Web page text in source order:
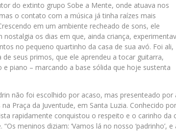
do extinto grupo Sobe a Mente, onde atuava nos
o contato com a música já tinha raízes mais
em um ambiente recheado de sons, ele
nostalgia os dias em que, ainda criança,
no pequeno quartinho da casa de sua avó. Foi ali,
de seus primos, que ele aprendeu a tocar guitarra,
e piano – marcando a base sólida que hoje sustenta
não foi escolhido por acaso, mas presenteado
na Praça da Juventude, em Santa Luzia. Conhecido
rapidamente conquistou o respeito e o carinho da
“Os meninos diziam: ‘Vamos lá no nosso ‘padrinho’,